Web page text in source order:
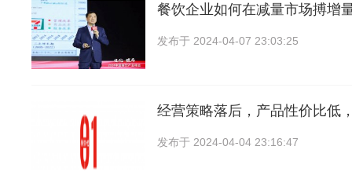
餐饮企业如何在减量市场搏增
发布于 2024-04-07 23:03:25
经营策略落后，产品性价比低
发布于 2024-04-04 23:16:47